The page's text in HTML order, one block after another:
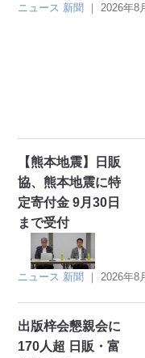
ニュース 新聞 ｜2026年8
【熊本地震】日販
協、熊本地震に特
定寄付金 9月30日
まで受付
ニュース 新聞 ｜2026年8
出版梓会懇親会に
170人超 日販・富